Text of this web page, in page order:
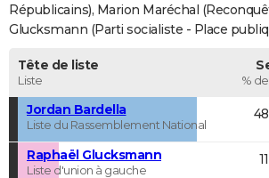
FORUM
Républicains), Marion Maréchal
Glucksmann (Parti socialiste - Place
Tête de liste
Liste %
Jordan Bardella
Liste du Rassemblement National
Raphaël Glucksmann
Liste d'union à gauche